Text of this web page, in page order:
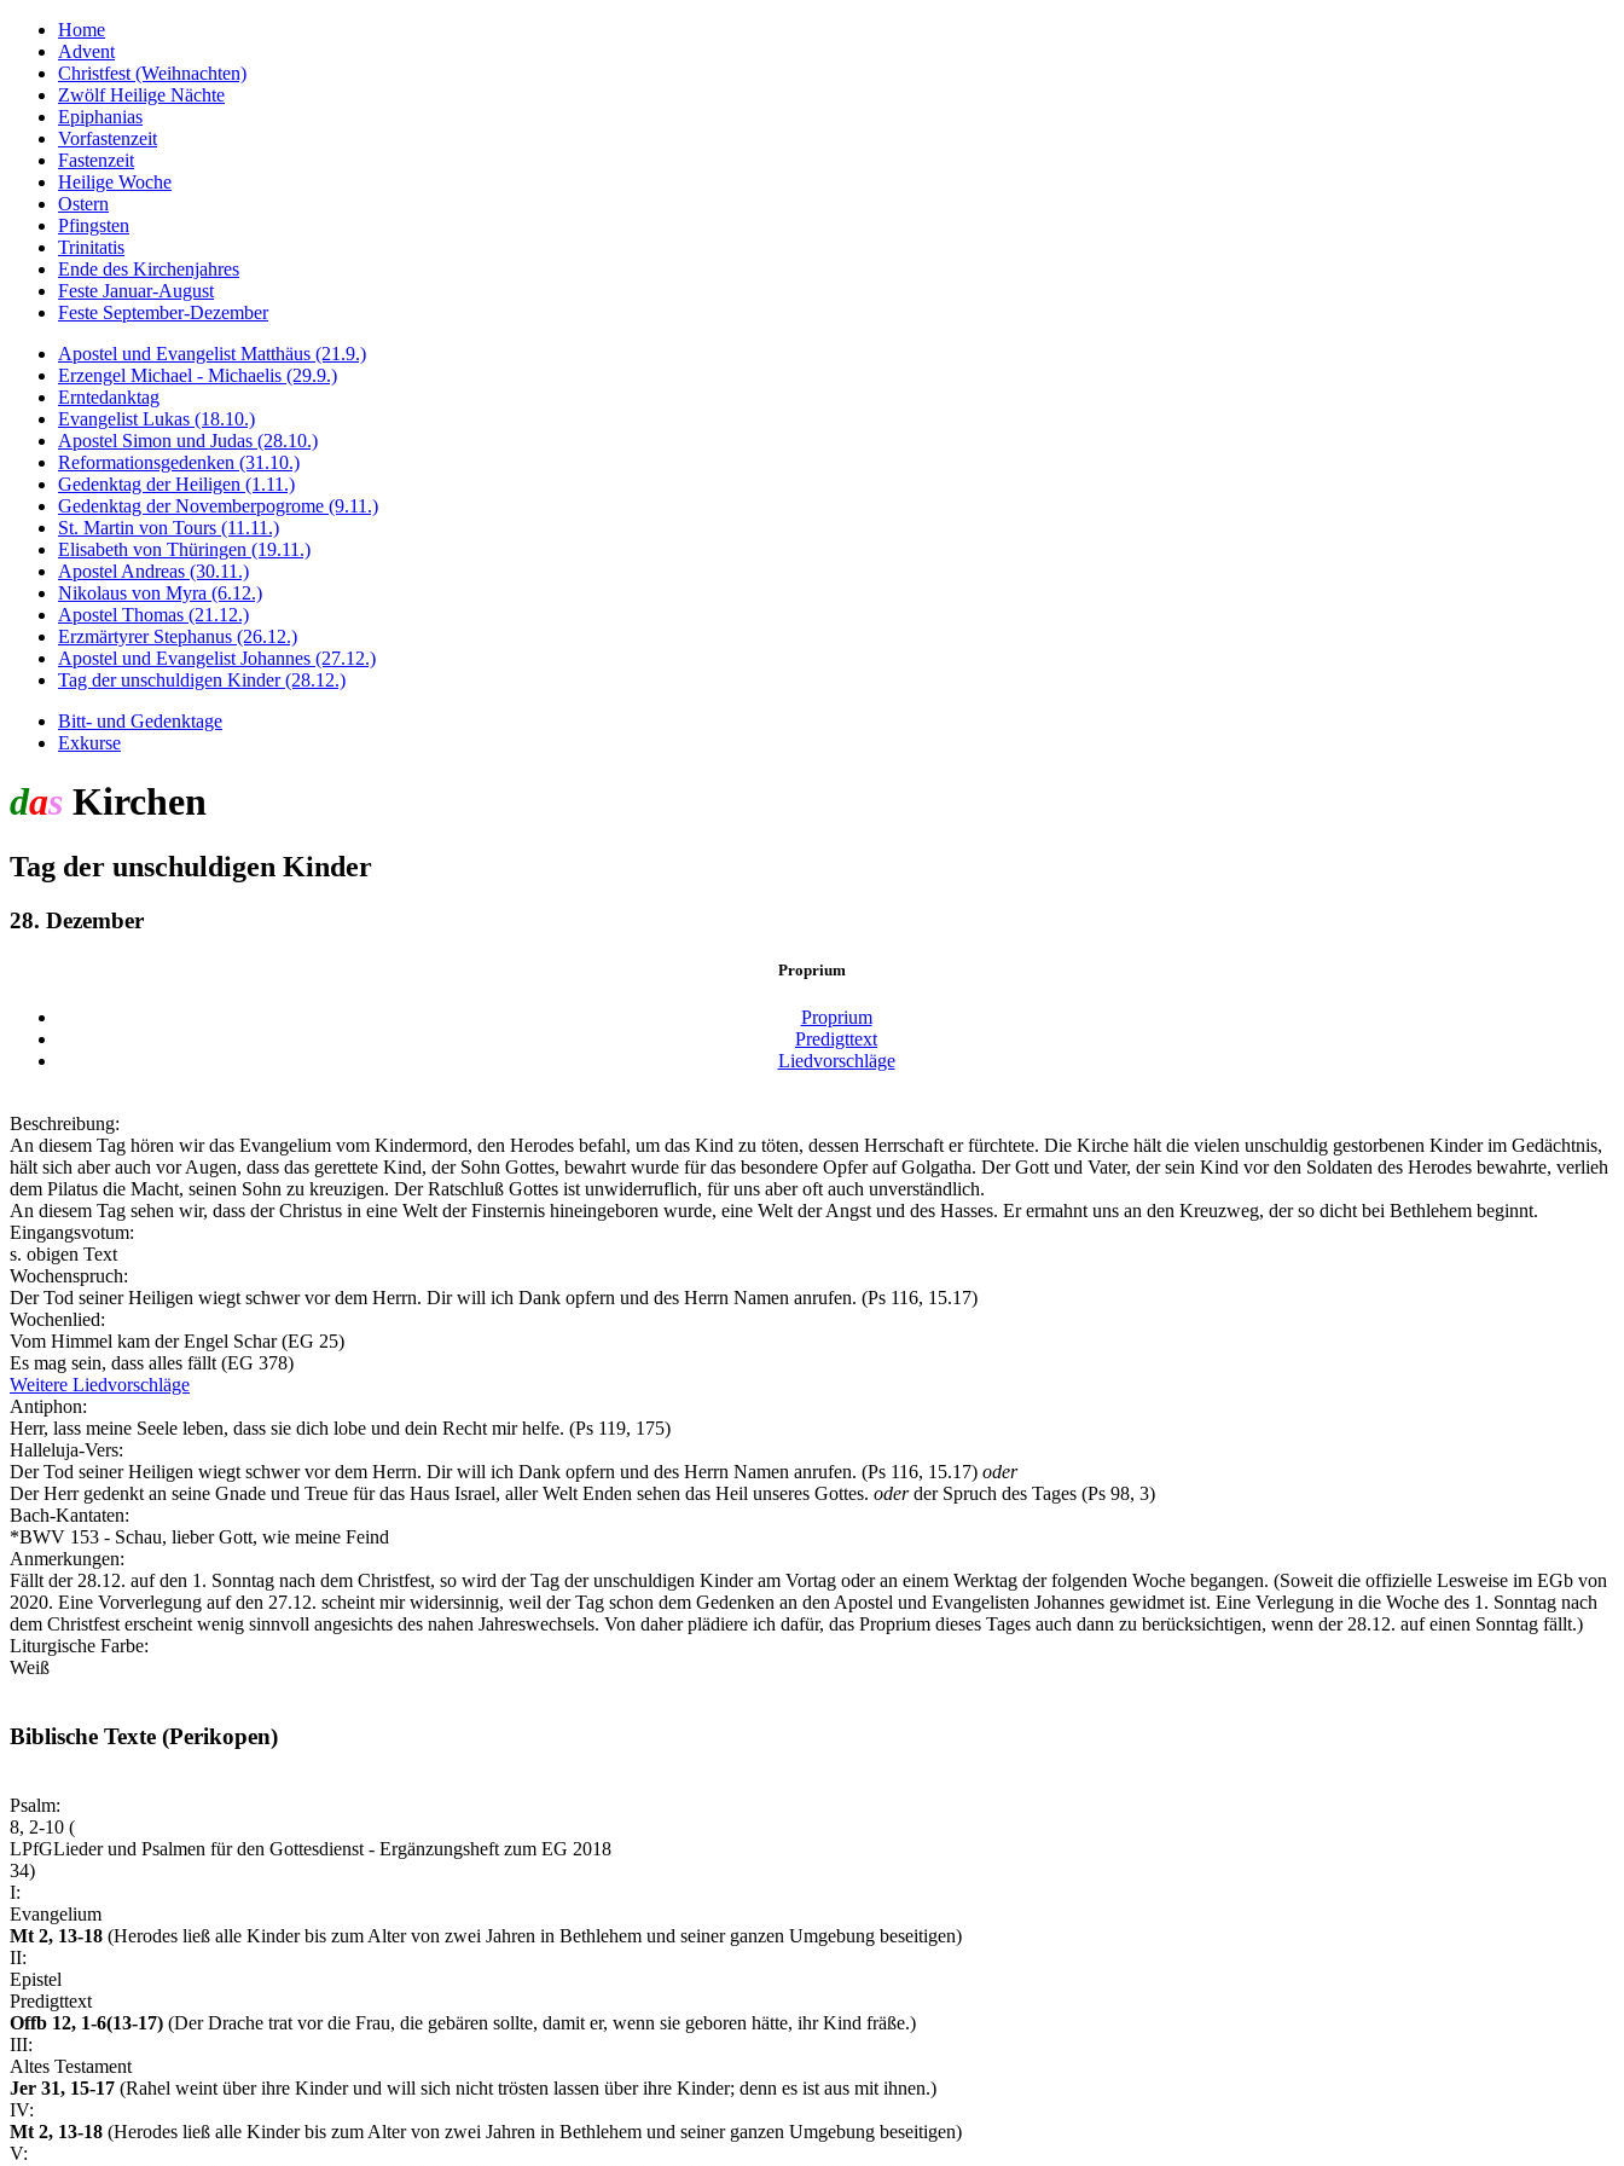
Home
Advent
Christfest (Weihnachten)
Zwölf Heilige Nächte
Epiphanias
Vorfastenzeit
Fastenzeit
Heilige Woche
Ostern
Pfingsten
Trinitatis
Ende des Kirchenjahres
Feste Januar-August
Feste September-Dezember
Apostel und Evangelist Matthäus (21.9.)
Erzengel Michael - Michaelis (29.9.)
Erntedanktag
Evangelist Lukas (18.10.)
Apostel Simon und Judas (28.10.)
Reformationsgedenken (31.10.)
Gedenktag der Heiligen (1.11.)
Gedenktag der Novemberpogrome (9.11.)
St. Martin von Tours (11.11.)
Elisabeth von Thüringen (19.11.)
Apostel Andreas (30.11.)
Nikolaus von Myra (6.12.)
Apostel Thomas (21.12.)
Erzmärtyrer Stephanus (26.12.)
Apostel und Evangelist Johannes (27.12.)
Tag der unschuldigen Kinder (28.12.)
Bitt- und Gedenktage
Exkurse
das Kirchen
Tag der unschuldigen Kinder
28. Dezember
Proprium
Proprium
Predigttext
Liedvorschläge
Beschreibung:
An diesem Tag hören wir das Evangelium vom Kindermord, den Herodes befahl, um das Kind zu töten, dessen Herrschaft er fürchtete. Die Kirche hält die vielen unschuldig gestorbenen Kinder im Gedächtnis,
hält sich aber auch vor Augen, dass das gerettete Kind, der Sohn Gottes, bewahrt wurde für das besondere Opfer auf Golgatha. Der Gott und Vater, der sein Kind vor den Soldaten des Herodes bewahrte, verlieh
dem Pilatus die Macht, seinen Sohn zu kreuzigen. Der Ratschluß Gottes ist unwiderruflich, für uns aber oft auch unverständlich.
An diesem Tag sehen wir, dass der Christus in eine Welt der Finsternis hineingeboren wurde, eine Welt der Angst und des Hasses. Er ermahnt uns an den Kreuzweg, der so dicht bei Bethlehem beginnt.
Eingangsvotum:
s. obigen Text
Wochenspruch:
Der Tod seiner Heiligen wiegt schwer vor dem Herrn. Dir will ich Dank opfern und des Herrn Namen anrufen. (Ps 116, 15.17)
Wochenlied:
Vom Himmel kam der Engel Schar (EG 25)
Es mag sein, dass alles fällt (EG 378)
Weitere Liedvorschläge
Antiphon:
Herr, lass meine Seele leben, dass sie dich lobe und dein Recht mir helfe. (Ps 119, 175)
Halleluja-Vers:
Der Tod seiner Heiligen wiegt schwer vor dem Herrn. Dir will ich Dank opfern und des Herrn Namen anrufen. (Ps 116, 15.17) oder
Der Herr gedenkt an seine Gnade und Treue für das Haus Israel, aller Welt Enden sehen das Heil unseres Gottes. oderder Spruch des Tages (Ps 98, 3)
Bach-Kantaten:
*BWV 153 - Schau, lieber Gott, wie meine Feind
Anmerkungen:
Fällt der 28.12. auf den 1. Sonntag nach dem Christfest, so wird der Tag der unschuldigen Kinder am Vortag oder an einem Werktag der folgenden Woche begangen. (Soweit die offizielle Lesweise im EGb von
2020. Eine Vorverlegung auf den 27.12. scheint mir widersinnig, weil der Tag schon dem Gedenken an den Apostel und Evangelisten Johannes gewidmet ist. Eine Verlegung in die Woche des 1. Sonntag nach
dem Christfest erscheint wenig sinnvoll angesichts des nahen Jahreswechsels. Von daher plädiere ich dafür, das Proprium dieses Tages auch dann zu berücksichtigen, wenn der 28.12. auf einen Sonntag fällt.)
Liturgische Farbe:
Weiß
Biblische Texte (Perikopen)
Psalm:
8, 2-10 (
LPfGLieder und Psalmen für den Gottesdienst - Ergänzungsheft zum EG 2018
34)
I:
Evangelium
Mt 2, 13-18 (Herodes ließ alle Kinder bis zum Alter von zwei Jahren in Bethlehem und seiner ganzen Umgebung beseitigen)
II:
Epistel
Predigttext
Offb 12, 1-6(13-17) (Der Drache trat vor die Frau, die gebären sollte, damit er, wenn sie geboren hätte, ihr Kind fräße.)
III:
Altes Testament
Jer 31, 15-17 (Rahel weint über ihre Kinder und will sich nicht trösten lassen über ihre Kinder; denn es ist aus mit ihnen.)
IV:
Mt 2, 13-18 (Herodes ließ alle Kinder bis zum Alter von zwei Jahren in Bethlehem und seiner ganzen Umgebung beseitigen)
V: